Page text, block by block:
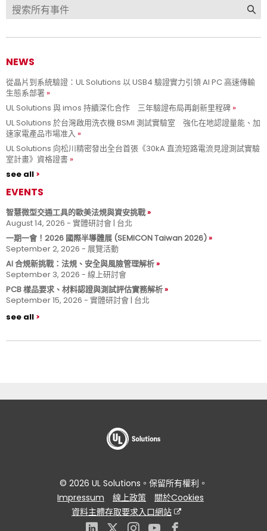
NEWS
從晶片到系統驗證：UL Solutions 以 USB4 驗證實力引領 AI PC 高速傳輸
生態系部署
UL Solutions 與 imos 持續深化合作 三年驗證布局再創新里程碑
UL Solutions 於台灣啟用洗衣機 BSMI 測試實驗室 強化在地認證量能、加
速家電產品市場准入
UL Solutions 向松川精密發出全台首張《30kA 直流短路電流見證測試實驗
室計畫》資格證書
see all
EVENTS
智慧微型交通工具的歐美法規與資安挑戰
August 14, 2026 - 實體研討會 | 台北
一期一會！2026 國際半導體展 (SEMICON Taiwan 2026)
September 2, 2026 - 展覽活動
AI 合規新挑戰：法規、安全與風險管理解析
September 3, 2026 - 線上研討會
PCB 樣品要求、材料認證與測試評估實務解析
September 15, 2026 - 實體研討會 | 台北
see all
© 2026 UL Solutions。保留所有權利。
Impressum
線上政策
關於Cookies
資料主體存取要求入口網站